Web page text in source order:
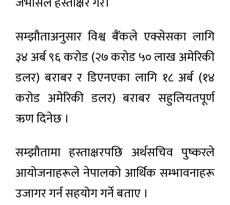
सम्झौताअनुसार विश्व बैंकले एक्सेसका लागि
३४ अर्ब ९६ करोड (२७ करोड ५० लाख अमेरिकी
डलर) बराबर र डिएनएका लागि १८ अर्ब (१४
करोड अमेरिकी डलर) बराबर सहुलियतपूर्ण
ऋण दिनेछ ।
सम्झौतामा हस्ताक्षरपछि अर्थसचिव पुष्करले
आयोजनाहरूले नेपालको आर्थिक सम्भावनाहरू
उजागर गर्न सहयोग गर्ने बताए ।